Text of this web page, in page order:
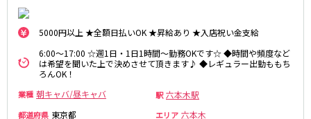
5000円以上 ★全額日払いOK ★昇給あり ★入店祝い金支給
6:00～17:00 ☆週1日・1日1時間～勤務OKです☆ ◆時間や頻度など
は希望を聞いた上で決めさせて頂きます♪ ◆レギュラー出勤ももち
ろんOK！
業種 朝キャバ/昼キャバ 駅 六本木駅
都道府県 東京都 エリア 六本木
祖師ヶ谷大蔵駅
向ヶ丘遊園駅
登戸駅
成城学園前駅
経堂駅
小田原駅
豪徳寺駅
海老名駅